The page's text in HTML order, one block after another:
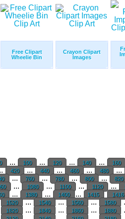
Free Clipart
Wheelie Bin
Crayon Clipart
Images
... 100 ... 120 ... 140 ... 160
420 ... 440 ... 460 ... 480 ...
... 760 ... 780 ... 800 ... 820
... 1080 ... 1100 ... 1120 ...
... 1380 ... 1400 ... 1415 1416
1520 ... 1540 ... 1560 ... 1580
1820 ... 1840 ... 1860 ... 1880